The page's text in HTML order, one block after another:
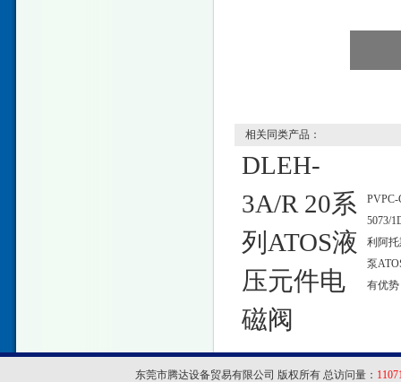
相关同类产品：
DLEH-
3A/R 20系
列ATOS液
压元件电
磁阀
PVPC-
5073/
利阿
泵
有优势
东莞市腾达设备贸易有限公司 版权所有 总访问量：